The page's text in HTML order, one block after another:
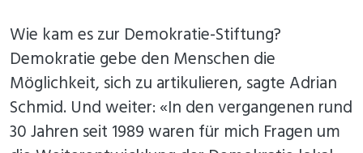
Wie kam es zur Demokratie-Stiftung?
Demokratie gebe den Menschen die
Möglichkeit, sich zu artikulieren, sagte Adrian
Schmid. Und weiter: «In den vergangenen rund
30 Jahren seit 1989 waren für mich Fragen um